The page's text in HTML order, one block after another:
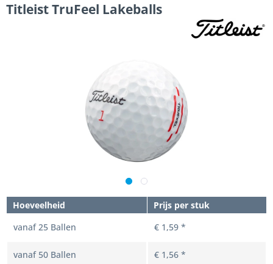
Titleist TruFeel Lakeballs
Hoeveelheid
Prijs per stuk
vanaf25 Ballen € 1,59 *
vanaf 50 Ballen € 1,56 *